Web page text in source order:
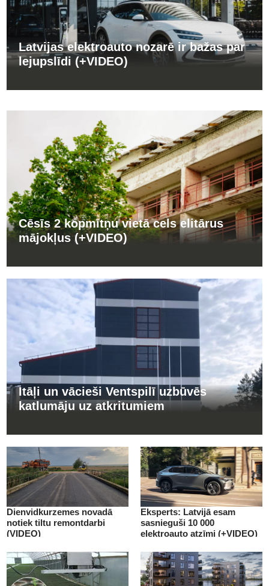
Latvijas elektroauto nozarē ir bažas par
lejupslīdi (+VIDEO)
Cēsīs 2 kopmītņu vietā cels elitārus
mājokļus (+VIDEO)
Itāļi un vācieši Ventspilī uzbūvēs
katlumāju uz atkritumiem
Dienvidkurzemes novadā
notiek tiltu remontdarbi
(VIDEO)
Eksperts: Latvijā esam
sasnieguši 10 000
elektroauto atzīmi (+VIDEO)